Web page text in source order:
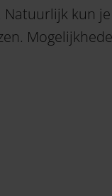
kun